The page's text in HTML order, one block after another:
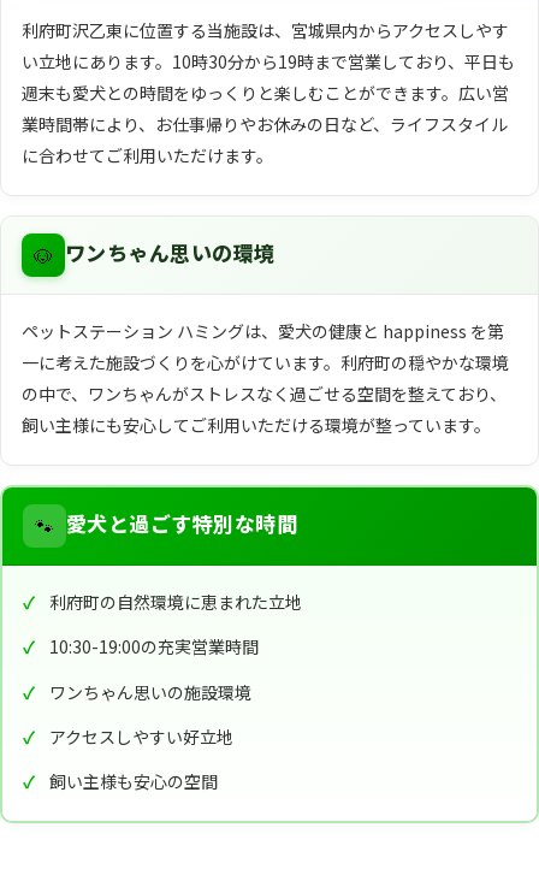
利府町沢乙東に位置する当施設は、宮城県内からアクセスしやす
い立地にあります。10時30分から19時まで営業しており、平日も
週末も愛犬との時間をゆっくりと楽しむことができます。広い営
業時間帯により、お仕事帰りやお休みの日など、ライフスタイル
に合わせてご利用いただけます。
🐶 ワンちゃん思いの環境
ペットステーション ハミングは、愛犬の健康と happiness を第
一に考えた施設づくりを心がけています。利府町の穏やかな環境
の中で、ワンちゃんがストレスなく過ごせる空間を整えており、
飼い主様にも安心してご利用いただける環境が整っています。
🐾 愛犬と過ごす特別な時間
利府町の自然環境に恵まれた立地
10:30-19:00の充実営業時間
ワンちゃん思いの施設環境
アクセスしやすい好立地
飼い主様も安心の空間